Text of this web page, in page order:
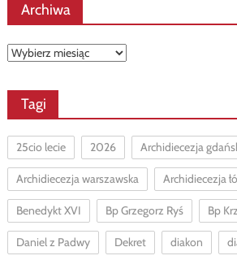
Archiwa
Archiwa
Tagi
25cio lecie 2026 Archidiecezja
Archidiecezja warszawska Archidiecezja
Benedykt XVI Bp Grzegorz Ryś Bp
Daniel z Padwy Dekret diakon